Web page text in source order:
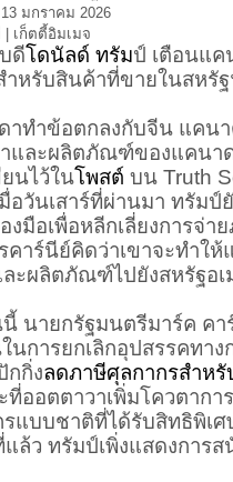
มกราคม 2026
| เก็ตตี้อิมเมจ
ดีโดนัลด์ ทรัมป์ เตือนแค
ำหรับสินค้าที่ขายในสหรั
ำข้อตกลงกับจีน แคนาด
ละผลิตภัณฑ์ของแคนาด
นไว้ในโพสต์ บน Truth
นเสาร์ที่ผ่านมา ทรัมป์ยั
งมือเพื่อหลีกเลี่ยงการจ่า
ร์นีย์คิดว่าเขาจะทำให้แ
ะผลิตภัณฑ์ไปยังสหรัฐอเ
ายกรัฐมนตรีมาร์ค คา
นการยกเลิกอุปสรรคทา
กกิ่งลดภาษีศุลกากรสำห
ออตตาวาเพิ่มโควตากา
แบบชาติที่ได้รับสิทธิพิเ
ว ทรัมป์เพิ่งแสดงการส